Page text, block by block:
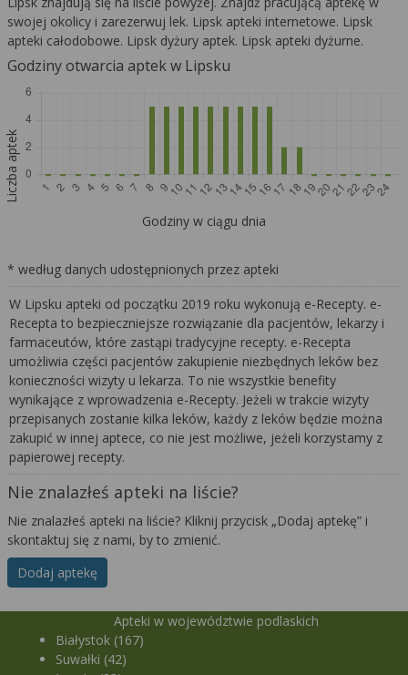
swojej okolicy i zarezerwuj lek. Lipsk apteki internetowe. Lipsk
apteki całodobowe. Lipsk dyżury aptek. Lipsk apteki dyżurne.
Godziny otwarcia aptek w Lipsku
Liczba aptek
Godziny w ciągu dnia
* według danych udostępnionych przez apteki
W Lipsku apteki od początku 2019 roku wykonują e-Recepty. e-
Recepta to bezpieczniejsze rozwiązanie dla pacjentów, lekarzy i
farmaceutów, które zastąpi tradycyjne recepty. e-Recepta
umożliwia części pacjentów zakupienie niezbędnych leków bez
konieczności wizyty u lekarza. To nie wszystkie benefity
wynikające z wprowadzenia e-Recepty. Jeżeli w trakcie wizyty
przepisanych zostanie kilka leków, każdy z leków będzie można
zakupić w innej aptece, co nie jest możliwe, jeżeli korzystamy z
papierowej recepty.
Nie znalazłeś apteki na liście?
Nie znalazłeś apteki na liście? Kliknij przycisk „Dodaj aptekę” i
skontaktuj się z nami, by to zmienić.
Dodaj aptekę
Apteki w województwie podlaskich
Białystok (167)
Suwałki (42)